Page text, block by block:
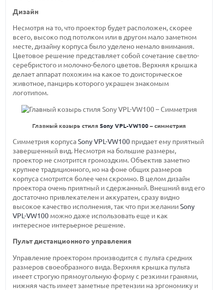
Дизайн
Несмотря на то, что проектор будет расположен, скорее
всего, высоко под потолком или в другом мало заметном
месте, дизайну корпуса было уделено немало внимания.
Цветовое решение представляет собой сочетание светло-
серебристого и молочно-белого цветов. Верхняя крышка
делает аппарат похожим на какое то доисторическое
животное, панцирь которого украшен знакомым
логотипом.
Главный козырь стиля Sony VPL-VW100 – симметрия
Симметрия корпусаSony VPL-VW100 придает ему приятный
завершенный вид. Несмотря на большие размеры,
проектор не смотрится громоздким. Объектив заметно
крупнее традиционного, но на фоне общих размеров
корпуса смотрится более чем скромно. В целом дизайн
проектора очень приятный и сдержанный. Внешний вид его
достаточно привлекателен и аккуратен, сразу видно
высокое качество исполнения, так что при желанииSony
VPL-VW100 можно даже использовать еще и как
интересное интерьерное решение.
Пульт дистанционного управления
Управление проектором производится с пульта средних
размеров своеобразного вида. Верхняя крышка пульта
имеет строгую прямоугольную форму с резкими гранями,
нижняя часть имеет заметные претензии на эргономику и